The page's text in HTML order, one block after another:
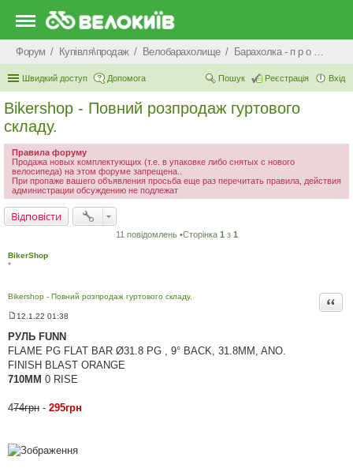
Форум Купівля\продаж Велобарахолище Барахолка - п р о д а ж
Швидкий доступ Допомога Вхід
Реєстрація
Пошук
Bikershop - Повний розпродаж гуртового
складу.
Правила форуму
Продажа новых комплектующих (т.е. в упаковке либо снятых с нового
велосипеда) на этом форуме запрещена..
При пропаже вашего объявления просьба еще раз перечитать правила, действия
администрации обсуждению не подлежат
Відповісти
11 повідомлень •Сторінка 1 з 1
BikerShop
*
Bikershop - Повний розпродаж гуртового складу.
о
в
д
о
м
н
12.1.22 01:38
РУЛЬ FUNN
FLAME PG FLAT BAR Ø31.8 PG , 9° BACK, 31.8MM, ANO.
FINISH BLAST ORANGE
710MM 0 RISE
474грн - 295грн